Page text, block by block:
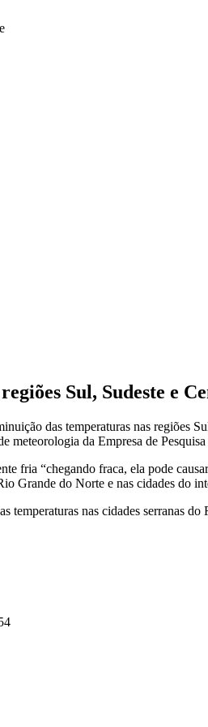
Sul, Sudeste e
das temperaturas nas regiões
meteorologia da Empresa de
fria “chegando fraca, ela pode
Grande do Norte e nas cidades do
temperaturas nas cidades serranas